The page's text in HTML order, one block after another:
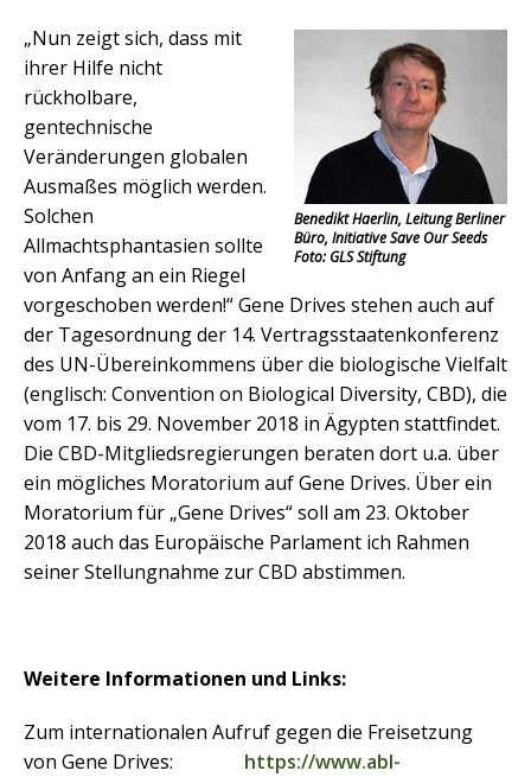
Benedikt Haerlin, Leitung Berliner
Büro, Initiative Save Our Seeds
Foto: GLS Stiftung
„Nun zeigt sich, dass mit
ihrer Hilfe nicht
rückholbare,
gentechnische
Veränderungen globalen
Ausmaßes möglich werden.
Solchen
Allmachtsphantasien sollte
von Anfang an ein Riegel
vorgeschoben werden!“ Gene Drives stehen auch auf
der Tagesordnung der 14. Vertragsstaatenkonferenz
des UN-Übereinkommens über die biologische Vielfalt
(englisch: Convention on Biological Diversity, CBD), die
vom 17. bis 29. November 2018 in Ägypten stattfindet.
Die CBD-Mitgliedsregierungen beraten dort u.a. über
ein mögliches Moratorium auf Gene Drives. Über ein
Moratorium für „Gene Drives“ soll am 23. Oktober
2018 auch das Europäische Parlament ich Rahmen
seiner Stellungnahme zur CBD abstimmen.
Weitere Informationen und Links:
Zum internationalen Aufruf gegen die Freisetzung
von Gene Drives: https://www.abl-